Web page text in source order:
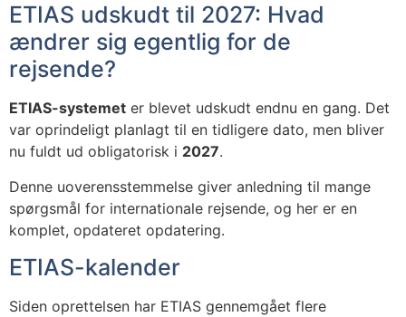
ETIAS udskudt til 2027: Hvad
ændrer sig egentlig for de
rejsende?
ETIAS-systemet er blevet udskudt endnu en gang. Det
var oprindeligt planlagt til en tidligere dato, men bliver
nu fuldt ud obligatorisk i 2027.
Denne uoverensstemmelse giver anledning til mange
spørgsmål for internationale rejsende, og her er en
komplet, opdateret opdatering.
ETIAS-kalender
Siden oprettelsen har ETIAS gennemgået flere